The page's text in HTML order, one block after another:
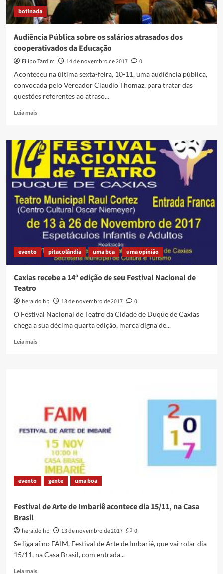
botinada
Audiência Pública sobre os salários atrasados dos
cooperativados da Educação
Filipo Tardim 14 de novembro de 2017
0
Aconteceu na última sexta-feira, 10-11, uma audiência pública,
convocada pelo Vereador Claudio Thomaz, para tratar das
questões referentes ao atraso...
Leia maisRead
Audiência
Pública
sobre
os
salários
atrasados
dos
cooperativados
da
Educação
evento pitacolândia uma boa uma opinião
Caxias recebe a 14ª edição de seu Festival Nacional de
Teatro
heraldo hb 13 de novembro de 2017
0
O Festival Nacional de Teatro da Cidade de Duque de Caxias
chega a sua décima quarta edição, marca digna de...
Leia maisRead
edição
Festival
Nacional
Teatro
evento gente uma boa
Festival de Arte de Imbariê acontece dia 15/11, na Casa
Brasil
heraldo hb 13 de novembro de 2017
0
Se liga aí no FAIM, Festival de Arte de Imbariê, que vai rolar dia
15/11, na Casa Brasil, com entrada...
Leia maisRead